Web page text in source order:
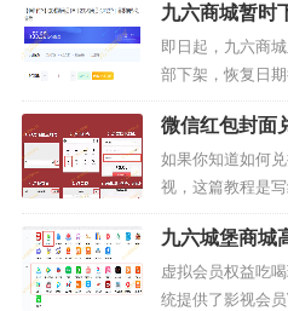
九六商城暂时
恢复日期待定
即日起，九六商
部下架，恢复日
布相关通知，以
下架人工代充类
于价格便宜，最
且退款时间也比
人工代充只需要
微信红包封面
不知道如何兑
如果你知道如何
视，这篇教程是
包封面的用户的
兑换，所以教程
教程1、随便打开
号，点击“红包”3
九六城堡商城
盟价299价格
虚拟会员权益吃
统提供了影视会